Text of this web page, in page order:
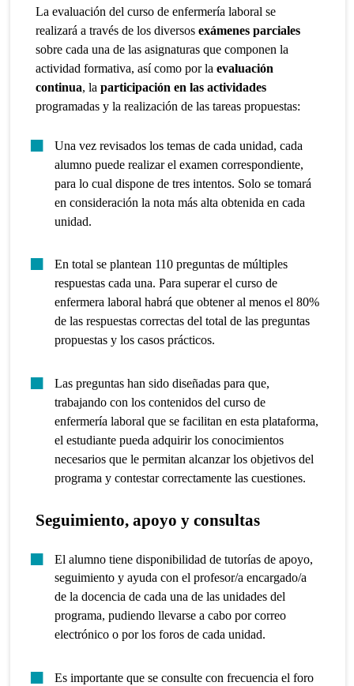
La evaluación del curso de enfermería laboral se
realizará a través de los diversosexámenes parciales
sobre cada una de las asignaturas que componen la
actividad formativa, así como por laevaluación
continua, laparticipación en las actividades
programadas y la realización de las tareas propuestas:
Una vez revisados los temas de cada unidad, cada
alumno puede realizar el examen correspondiente,
para lo cual dispone de tres intentos. Solo se tomará
en consideración la nota más alta obtenida en cada
unidad.
En total se plantean 110 preguntas de múltiples
respuestas cada una. Para superar el curso de
enfermera laboral habrá que obtener al menos el 80%
de las respuestas correctas del total de las preguntas
propuestas y los casos prácticos.
Las preguntas han sido diseñadas para que,
trabajando con los contenidos del curso de
enfermería laboral que se facilitan en esta plataforma,
el estudiante pueda adquirir los conocimientos
necesarios que le permitan alcanzar los objetivos del
programa y contestar correctamente las cuestiones.
Seguimiento, apoyo y consultas
El alumno tiene disponibilidad de tutorías de apoyo,
seguimiento y ayuda con el profesor/a encargado/a
de la docencia de cada una de las unidades del
programa, pudiendo llevarse a cabo por correo
electrónico o por los foros de cada unidad.
Es importante que se consulte con frecuencia el foro